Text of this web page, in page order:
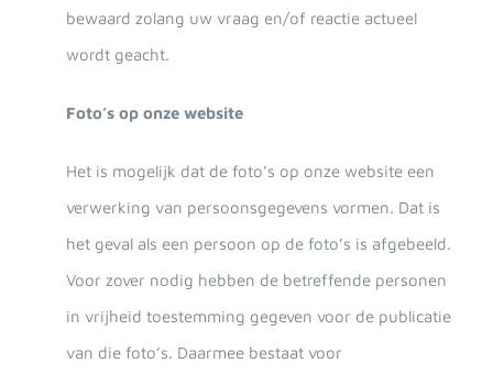
bewaard zolang uw vraag en/of reactie actueel
wordt geacht.
Foto’s op onze website
Het is mogelijk dat de foto’s op onze website een
verwerking van persoonsgegevens vormen. Dat is
het geval als een persoon op de foto’s is afgebeeld.
Voor zover nodig hebben de betreffende personen
in vrijheid toestemming gegeven voor de publicatie
van die foto’s. Daarmee bestaat voor